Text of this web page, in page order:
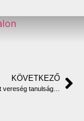
KÖVETKEZŐ
Felsőházban: Két vereség tanulságokkal